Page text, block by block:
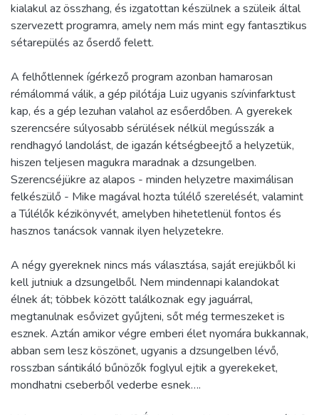
kialakul az összhang, és izgatottan készülnek a szüleik által
szervezett programra, amely nem más mint egy fantasztikus
sétarepülés az őserdő felett.
A felhőtlennek ígérkező program azonban hamarosan
rémálommá válik, a gép pilótája Luiz ugyanis szívinfarktust
kap, és a gép lezuhan valahol az esőerdőben. A gyerekek
szerencsére súlyosabb sérülések nélkül megússzák a
rendhagyó landolást, de igazán kétségbeejtő a helyzetük,
hiszen teljesen magukra maradnak a dzsungelben.
Szerencséjükre az alapos - minden helyzetre maximálisan
felkészülő - Mike magával hozta túlélő szerelését, valamint
a Túlélők kézikönyvét, amelyben hihetetlenül fontos és
hasznos tanácsok vannak ilyen helyzetekre.
A négy gyereknek nincs más választása, saját erejükből ki
kell jutniuk a dzsungelből. Nem mindennapi kalandokat
élnek át; többek között találkoznak egy jaguárral,
megtanulnak esővizet gyűjteni, sőt még termeszeket is
esznek. Aztán amikor végre emberi élet nyomára bukkannak,
abban sem lesz köszönet, ugyanis a dzsungelben lévő,
rosszban sántikáló bűnözők foglyul ejtik a gyerekeket,
mondhatni cseberből vederbe esnek….